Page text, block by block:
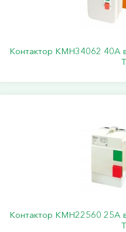
Контактор КМН34062 40А
Контактор КМН22560 25А